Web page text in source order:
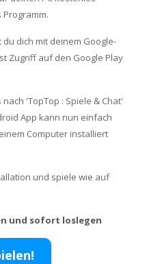
dich mit deinem Google-
Zugriff auf den Google Play
'TopTop : Spiele & Chat'
App kann nun einfach
Computer installiert
und spiele wie auf
und sofort loslegen